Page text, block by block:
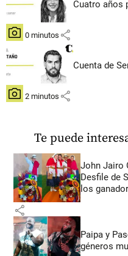
Cuatro años
hace 0 minutos share
Cuenta de
hace 2 minutos share
Te puede
John Jairo
Desfile de
los
share
Paipa y
géneros